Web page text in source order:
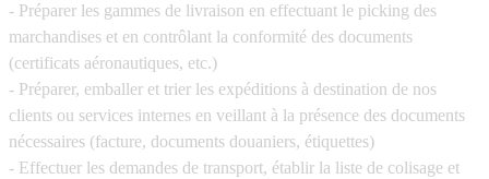
- Préparer les gammes de livraison en effectuant le picking des
marchandises et en contrôlant la conformité des documents
(certificats aéronautiques, etc.)
- Préparer, emballer et trier les expéditions à destination de nos
clients ou services internes en veillant à la présence des documents
nécessaires (facture, documents douaniers, étiquettes)
- Effectuer les demandes de transport, établir la liste de colisage et